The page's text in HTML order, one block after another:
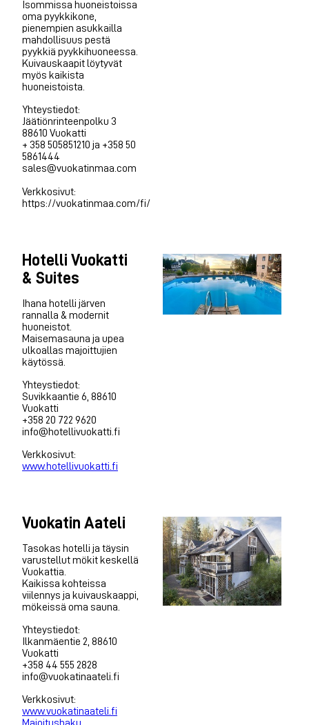
Isommissa huoneistoissa
oma pyykkikone,
pienempien asukkailla
mahdollisuus pestä
pyykkiä pyykkihuoneessa.
Kuivauskaapit löytyvät
myös kaikista
huoneistoista.
Yhteystiedot:
Jäätiönrinteenpolku 3
88610 Vuokatti
+ 358 505851210 ja +358 50
5861444
sales@vuokatinmaa.com
Verkkosivut:
https://vuokatinmaa.com/fi/
Hotelli Vuokatti
& Suites
Ihana hotelli järven
rannalla & modernit
huoneistot.
Maisemasauna ja upea
ulkoallas majoittujien
käytössä.
Yhteystiedot:
Suvikkaantie 6, 88610
Vuokatti
+358 20 722 9620
info@hotellivuokatti.fi
Verkkosivut:
www.hotellivuokatti.fi
Vuokatin Aateli
Tasokas hotelli ja täysin
varustellut mökit keskellä
Vuokattia.
Kaikissa kohteissa
viilennys ja kuivauskaappi,
mökeissä oma sauna.
Yhteystiedot:
Ilkanmäentie 2, 88610
Vuokatti
+358 44 555 2828
info@vuokatinaateli.fi
Verkkosivut:
www.vuokatinaateli.fi
Majoitushaku